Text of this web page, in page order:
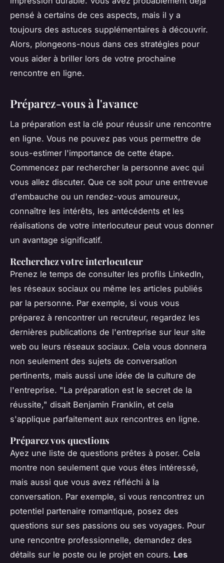
pensé à certains de ces aspects, mais il y a
toujours des astuces supplémentaires à découvrir.
Alors, plongeons-nous dans ces stratégies pour
vous aider à briller lors de votre prochaine
rencontre en ligne.
Préparez-vous à l'avance
La préparation est la clé pour réussir une rencontre
en ligne. Vous ne pouvez pas vous permettre de
sous-estimer l'importance de cette étape.
Commencez par rechercher la personne avec qui
vous allez discuter. Que ce soit pour une entrevue
d'embauche ou un rendez-vous amoureux,
connaître les intérêts, les antécédents et les
réalisations de votre interlocuteur peut vous donner
un avantage significatif.
Recherchez votre interlocuteur
Prenez le temps de consulter les profils LinkedIn,
les réseaux sociaux ou même les articles publiés
par la personne. Par exemple, si vous vous
préparez à rencontrer un recruteur, regardez les
dernières publications de l'entreprise sur leur site
web ou leurs réseaux sociaux. Cela vous donnera
non seulement des sujets de conversation
pertinents, mais aussi une idée de la culture de
l'entreprise. "La préparation est le secret de la
réussite," disait Benjamin Franklin, et cela
s'applique parfaitement aux rencontres en ligne.
Préparez vos questions
Ayez une liste de questions prêtes à poser. Cela
montre non seulement que vous êtes intéressé,
mais aussi que vous avez réfléchi à la
conversation. Par exemple, si vous rencontrez un
potentiel partenaire romantique, posez des
questions sur ses passions ou ses voyages. Pour
une rencontre professionnelle, demandez des
détails sur le poste ou le projet en cours. Les